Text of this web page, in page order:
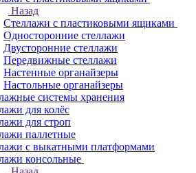
Назад
Стеллажи с пластиковыми ящиками
Односторонние стеллажи
Двусторонние стеллажи
Передвижные стеллажи
Настенные органайзеры
Настольные органайзеры
системы хранения
для колёс
для строп
паллетные
с выкатными платформами
консольные